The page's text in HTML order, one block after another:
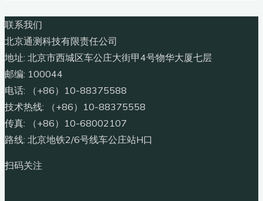
联系我们
北京通测科技有限责任公司
地址: 北京市西城区车公庄大街甲4号物华大厦七层
邮编: 100044
电话: （+86）10-88375588
技术热线: （+86）10-88375558
传真: （+86）10-68002107
路线: 北京地铁2/6号线车公庄站H口
扫码关注